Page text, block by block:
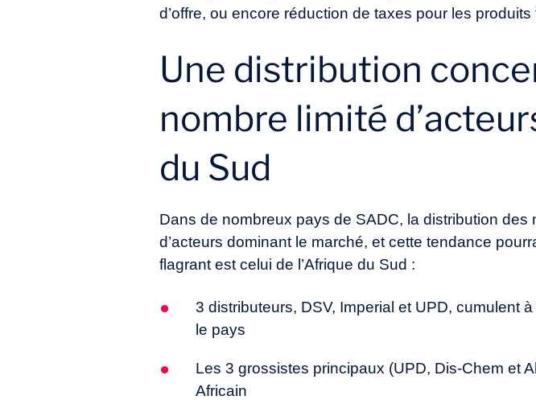
d’offre, ou encore réduction de taxes pour les
Une distribution
nombre limité
du Sud
Dans de nombreux pays de SADC, la distribution
d’acteurs dominant le marché, et cette tendance
flagrant est celui de l’Afrique du Sud :
3 distributeurs, DSV, Imperial et UPD, cumulent
le pays
Les 3 grossistes principaux (UPD, Dis-Chem et
Africain